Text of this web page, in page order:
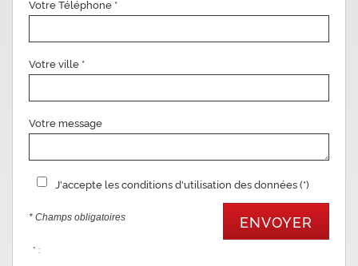
Votre Téléphone *
Votre ville *
Votre message
J'accepte les conditions d'utilisation des données (*)
* Champs obligatoires ENVOYER
* :